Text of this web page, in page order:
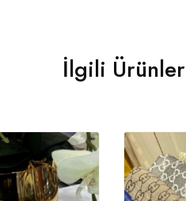
İlgili Ürünler